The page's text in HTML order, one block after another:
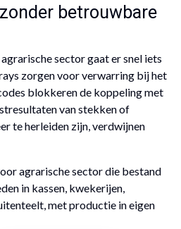
betrouwbare
sector gaat er snel iets
zorgen voor verwarring bij het
blokkeren de koppeling met
van stekken of
te herleiden zijn, verdwijnen
agrarische sector die bestand
in kassen, kwekerijen,
met productie in eigen